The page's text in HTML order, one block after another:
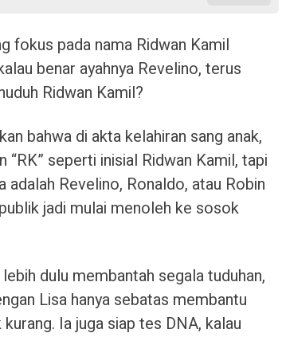
fokus pada nama Ridwan Kamil
benar ayahnya Revelino, terus
Ridwan Kamil?
bahwa di akta kelahiran sang anak,
“RK” seperti inisial Ridwan Kamil, tapi
adalah Revelino, Ronaldo, atau Robin
jadi mulai menoleh ke sosok
dulu membantah segala tuduhan,
Lisa hanya sebatas membantu
Ia juga siap tes DNA, kalau